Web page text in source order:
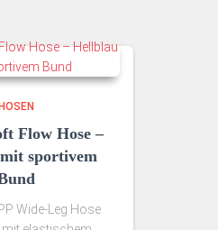
HOSEN
Flow Hose –
sportivem
Wide-Leg Hose